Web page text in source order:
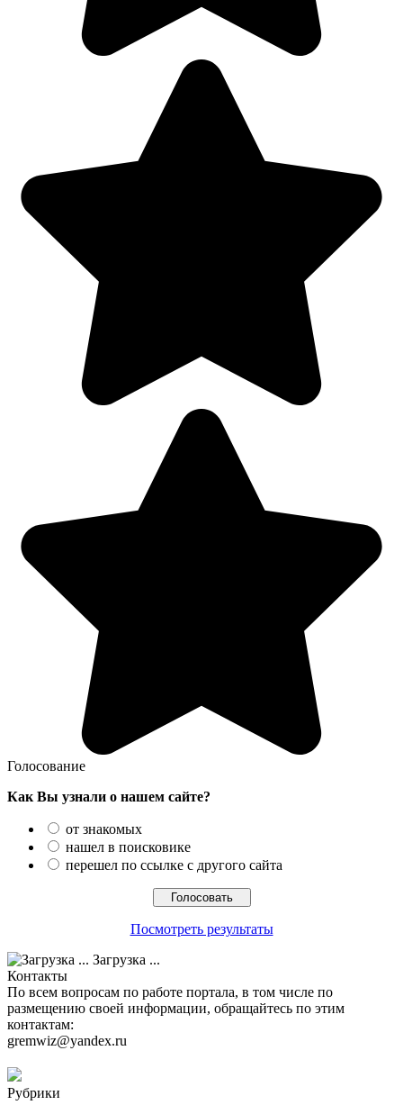
Голосование
Как Вы узнали о нашем сайте?
от знакомых
нашел в поисковике
перешел по ссылке с другого сайта
Посмотреть результаты
Загрузка ...
Контакты
По всем вопросам по работе портала, в том числе по
размещению своей информации, обращайтесь по этим
контактам:
gremwiz@yandex.ru
Рубрики